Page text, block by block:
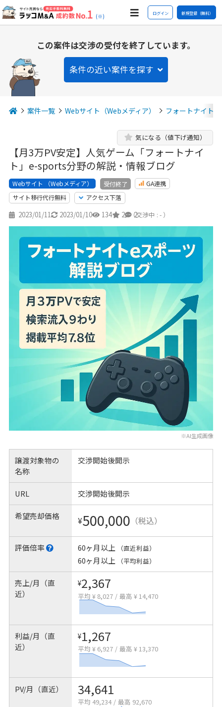
(※) ログイン 新規登録（無料）
この案件は交渉の受付を終了しています。
条件の近い案件を探す
案件一覧 Webサイト（Webメディア） フォートナイト
【月3万PV安定】人気ゲーム「フォートナイ
ト」e-sports分野の解説・情報ブログ
気になる（値下げ通知）
Webサイト （Webメディア） 受付終了
GA連携
サイト移行代行無料
アクセス下落
2023/01/11 2023/01/10 134 2 2
（交渉中 : - ）
※AI生成画像
譲渡対象物の
名称
交渉開始後開示
URL 交渉開始後開示
希望売却価格 ¥500,000 （税込）
評価倍率 60ヶ月以上 （直近利益）
60ヶ月以上 （平均利益）
売上/月（直
近）
¥2,367
平均 ¥ 8,027 / 最高 ¥ 14,470
利益/月（直
近）
¥1,267
平均 ¥ 6,927 / 最高 ¥ 13,370
PV/月（直近） 34,641
平均 49,234 / 最高 92,670